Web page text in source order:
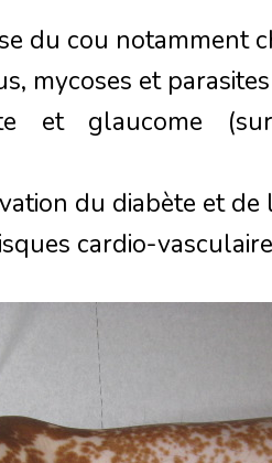
du cou notamment
mycoses et
et glaucome
du diabète et de
cardio-